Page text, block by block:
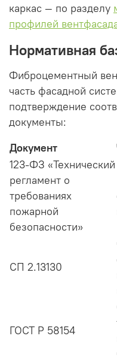
каркас — по разделу
профилей
Нормативная
Фиброцементный
часть фасадной
подтверждение
документы:
Документ
123-ФЗ «Технический
регламент о
требованиях
пожарной
безопасности»
СП 2.13130
ГОСТ Р 58154